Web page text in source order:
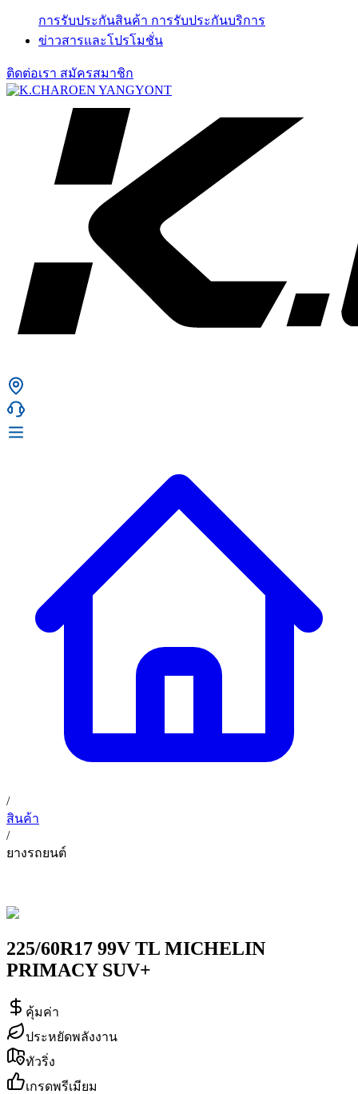
การรับประกันสินค้า การรับประกันบริการ
ข่าวสารและโปรโมชั่น
ติดต่อเรา สมัครสมาชิก
การรับประกันสินค้า
ข่าวสารและโปรโมชั่น
ติดต่อเรา
TH
02 393 3356
ก. เจริญยางยนต์ (บริษัท มิ้งค์ แอนด์ ซีน จำกัด) 2275 ถ.สุขุมวิท
(ระหว่างซอยสุขุมวิท 89/1 - 91) แขวงบางจาก เขตพระโขนง
กรุงเทพมหานคร 10260
ก. เจริญค็อกพิท
อุดมสุข 28 ถนนอุดมสุข แขวงบางนาเหนือ เขตบางนา
/
สินค้า
/
ยางรถยนต์
225/60R17 99V TL MICHELIN
PRIMACY SUV+
คุ้มค่า
ประหยัดพลังงาน
ทัวริ่ง
เกรดพรีเมียม